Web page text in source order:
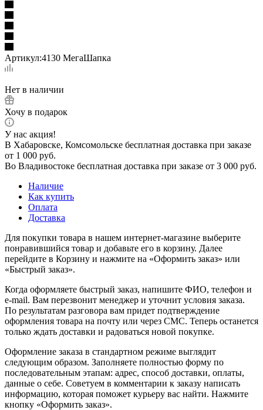
Артикул:4130 МегаШапка
Нет в наличии
Хочу в подарок
У нас акция!
В Хабаровске, Комсомольске бесплатная доставка при заказе
от 1 000 руб.
Во Владивостоке бесплатная доставка при заказе от 3 000 руб.
Наличие
Как купить
Оплата
Доставка
Для покупки товара в нашем интернет-магазине выберите
понравившийся товар и добавьте его в корзину. Далее
перейдите в Корзину и нажмите на «Оформить заказ» или
«Быстрый заказ».
Когда оформляете быстрый заказ, напишите ФИО, телефон и
e-mail. Вам перезвонит менеджер и уточнит условия заказа.
По результатам разговора вам придет подтверждение
оформления товара на почту или через СМС. Теперь останется
только ждать доставки и радоваться новой покупке.
Оформление заказа в стандартном режиме выглядит
следующим образом. Заполняете полностью форму по
последовательным этапам: адрес, способ доставки, оплаты,
данные о себе. Советуем в комментарии к заказу написать
информацию, которая поможет курьеру вас найти. Нажмите
кнопку «Оформить заказ».